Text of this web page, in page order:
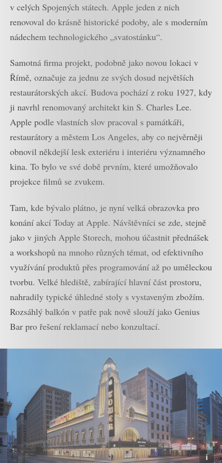
v celých Spojených státech. Apple jeden z nich
renovoval do krásně historické podoby, ale s moderním
nádechem technologického „svatostánku“.
Samotná firma projekt, podobně jako novou lokaci v
Římě, označuje za jednu ze svých dosud největších
restaurátorských akcí. Budova pochází z roku 1927, kdy
ji navrhl renomovaný architekt kin S. Charles Lee.
Apple podle vlastních slov pracoval s památkáři,
restaurátory a městem Los Angeles, aby co nejvěrněji
obnovil někdejší lesk exteriéru i interiéru významného
kina. To bylo ve své době prvním, které umožňovalo
projekce filmů se zvukem.
Tam, kde bývalo plátno, je nyní velká obrazovka pro
konání akcí Today at Apple. Návštěvníci se zde, stejně
jako v jiných Apple Storech, mohou účastnit přednášek
a workshopů na mnoho různých témat, od efektivního
využívání produktů přes programování až po uměleckou
tvorbu. Velké hlediště, zabírající hlavní část prostoru,
nahradily typické úhledné stoly s vystaveným zbožím.
Rozsáhlý balkón v patře pak nově slouží jako Genius
Bar pro řešení reklamací nebo konzultací.